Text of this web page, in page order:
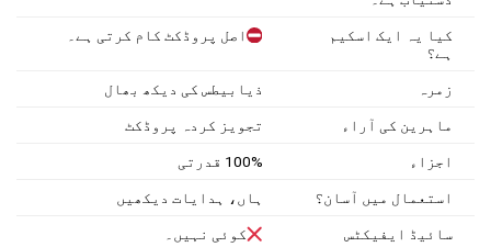
کیا یہ ایک اسکیم
ہے؟
اصل پروڈکٹ کام کرتی ہے۔
زمرہ ذیابیطس کی دیکھ بھال
ماہرین کی آراء تجویز کردہ پروڈکٹ
اجزاء 100% قدرتی
استعمال میں آسان؟ ہاں، ہدایات دیکھیں
سائیڈ ایفیکٹس کوئی نہیں۔